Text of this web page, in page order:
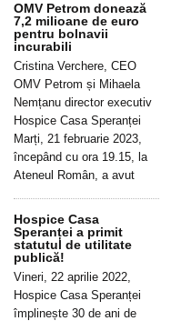
OMV Petrom donează
7,2 milioane de euro
pentru bolnavii
incurabili
Cristina Verchere, CEO
OMV Petrom și Mihaela
Nemțanu director executiv
Hospice Casa Speranței
Marți, 21 februarie 2023,
începând cu ora 19.15, la
Ateneul Român, a avut
Hospice Casa
Speranței a primit
statutul de utilitate
publică!
Vineri, 22 aprilie 2022,
Hospice Casa Speranței
împlinește 30 de ani de